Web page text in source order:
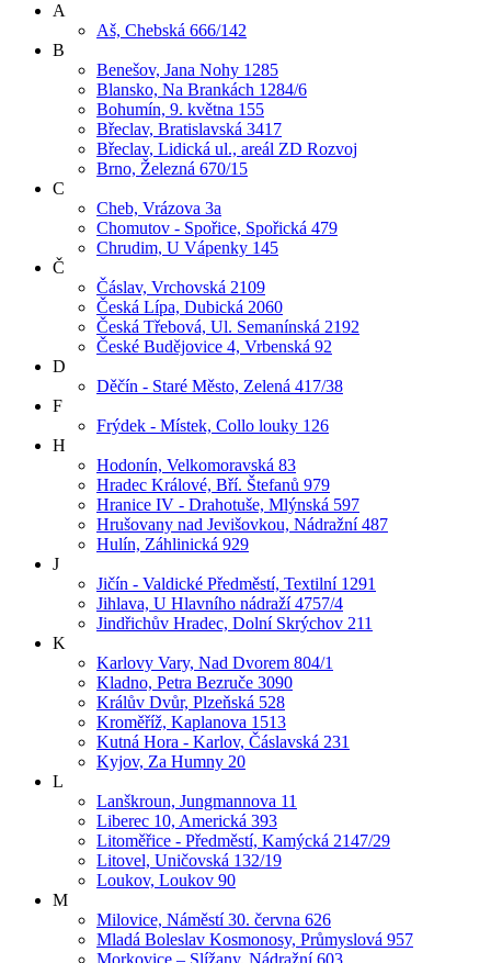
A
Aš, Chebská 666/142
B
Benešov, Jana Nohy 1285
Blansko, Na Brankách 1284/6
Bohumín, 9. května 155
Břeclav, Bratislavská 3417
Břeclav, Lidická ul., areál ZD Rozvoj
Brno, Železná 670/15
C
Cheb, Vrázova 3a
Chomutov - Spořice, Spořická 479
Chrudim, U Vápenky 145
Č
Čáslav, Vrchovská 2109
Česká Lípa, Dubická 2060
Česká Třebová, Ul. Semanínská 2192
České Budějovice 4, Vrbenská 92
D
Děčín - Staré Město, Zelená 417/38
F
Frýdek - Místek, Collo louky 126
H
Hodonín, Velkomoravská 83
Hradec Králové, Bří. Štefanů 979
Hranice IV - Drahotuše, Mlýnská 597
Hrušovany nad Jevišovkou, Nádražní 487
Hulín, Záhlinická 929
J
Jičín - Valdické Předměstí, Textilní 1291
Jihlava, U Hlavního nádraží 4757/4
Jindřichův Hradec, Dolní Skrýchov 211
K
Karlovy Vary, Nad Dvorem 804/1
Kladno, Petra Bezruče 3090
Králův Dvůr, Plzeňská 528
Kroměříž, Kaplanova 1513
Kutná Hora - Karlov, Čáslavská 231
Kyjov, Za Humny 20
L
Lanškroun, Jungmannova 11
Liberec 10, Americká 393
Litoměřice - Předměstí, Kamýcká 2147/29
Litovel, Uničovská 132/19
Loukov, Loukov 90
M
Milovice, Náměstí 30. června 626
Mladá Boleslav Kosmonosy, Průmyslová 957
Morkovice – Slížany, Nádražní 603